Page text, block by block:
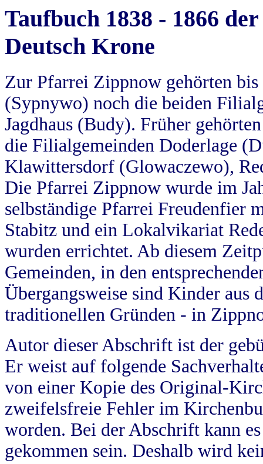
Taufbuch 1838 - 1866
Deutsch Krone
Zur Pfarrei Zippnow gehörten
(Sypnywo) noch die beiden
Jagdhaus (Budy). Früher
die Filialgemeinden Doderlage
Klawittersdorf (Glowaczewo),
Die Pfarrei Zippnow wurde im
selbständige Pfarrei Freudenfier
Stabitz und ein Lokalvikariat
wurden errichtet. Ab diesem
Gemeinden, in den
Übergangsweise sind Kinder aus
traditionellen Gründen - in
Autor dieser Abschrift ist der
Er weist auf folgende
von einer Kopie des Original-
zweifelsfreie Fehler im
worden. Bei der Abschrift kann
gekommen sein. Deshalb wird